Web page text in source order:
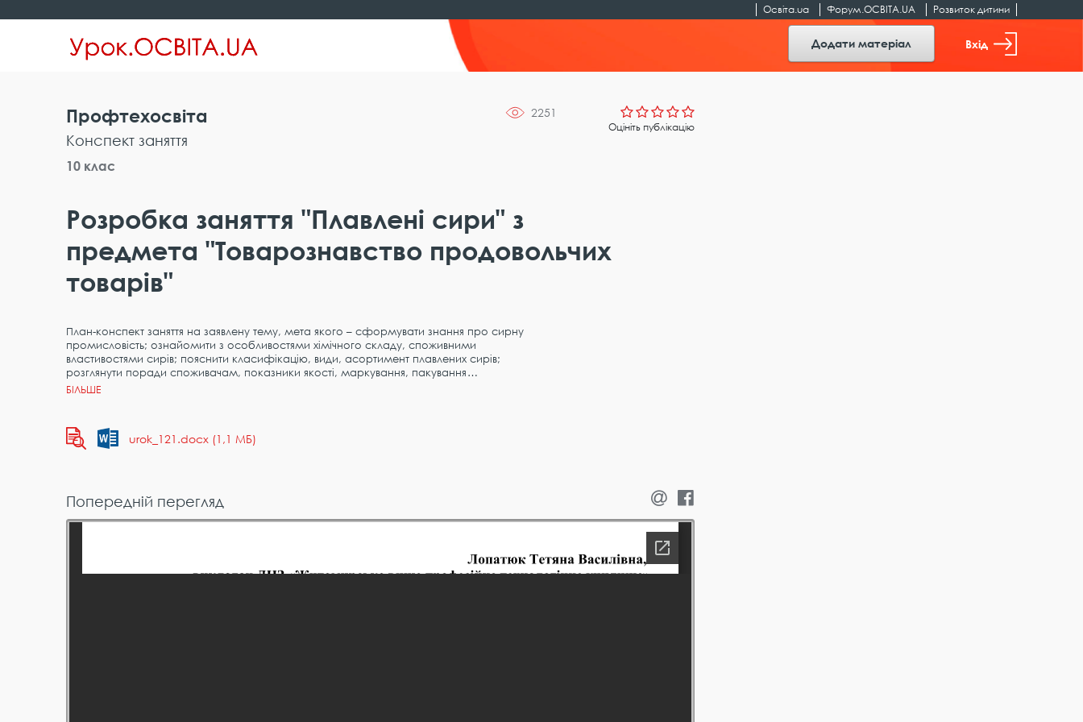
Освіта.ua Форум.ОСВІТА.UA Розвиток дитини
Додати матеріал Вхід
2251
Оцініть публікацію
Профтехосвіта
Конспект заняття
10 клас
Розробка заняття "Плавлені сири" з
предмета "Товарознавство продовольчих
товарів"
План-конспект заняття на заявлену тему, мета якого – сформувати знання про сирну
промисловість; ознайомити з особливостями хімічного складу, споживними
властивостями сирів; пояснити класифікацію, види, асортимент плавлених сирів;
розглянути поради споживачам, показники якості, маркування, пакування
urok_121.docx (1,1 МБ)
Попередній перегляд